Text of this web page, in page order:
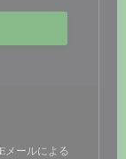
メールによる